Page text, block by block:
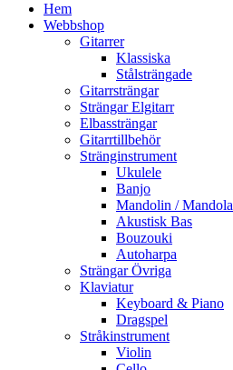
Hem
Webbshop
Gitarrer
Klassiska
Stålsträngade
Gitarrsträngar
Strängar Elgitarr
Elbassträngar
Gitarrtillbehör
Stränginstrument
Ukulele
Banjo
Mandolin / Mandola
Akustisk Bas
Bouzouki
Autoharpa
Strängar Övriga
Klaviatur
Keyboard & Piano
Dragspel
Stråkinstrument
Violin